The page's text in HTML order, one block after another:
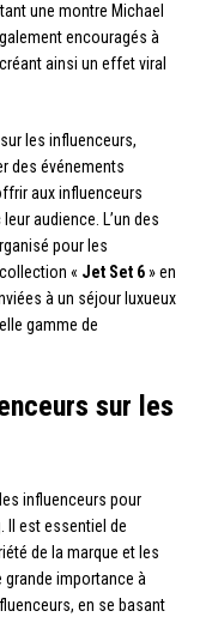
une montre Michael
encouragés à
ainsi un effet viral
les influenceurs,
des événements
aux influenceurs
audience. L’un des
pour les
« Jet Set 6» en
à un séjour luxueux
gamme de
sur les
influenceurs pour
Il est essentiel de
de la marque et les
grande importance à
en se basant